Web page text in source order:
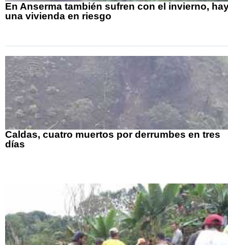
En Anserma también sufren con el invierno,
una vivienda en riesgo
Caldas, cuatro muertos por derrumbes en tres
días